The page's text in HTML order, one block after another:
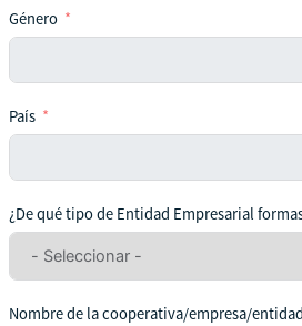
Género
País
¿De qué tipo de Entidad Empresarial
Nombre de la cooperativa/empresa/entidad